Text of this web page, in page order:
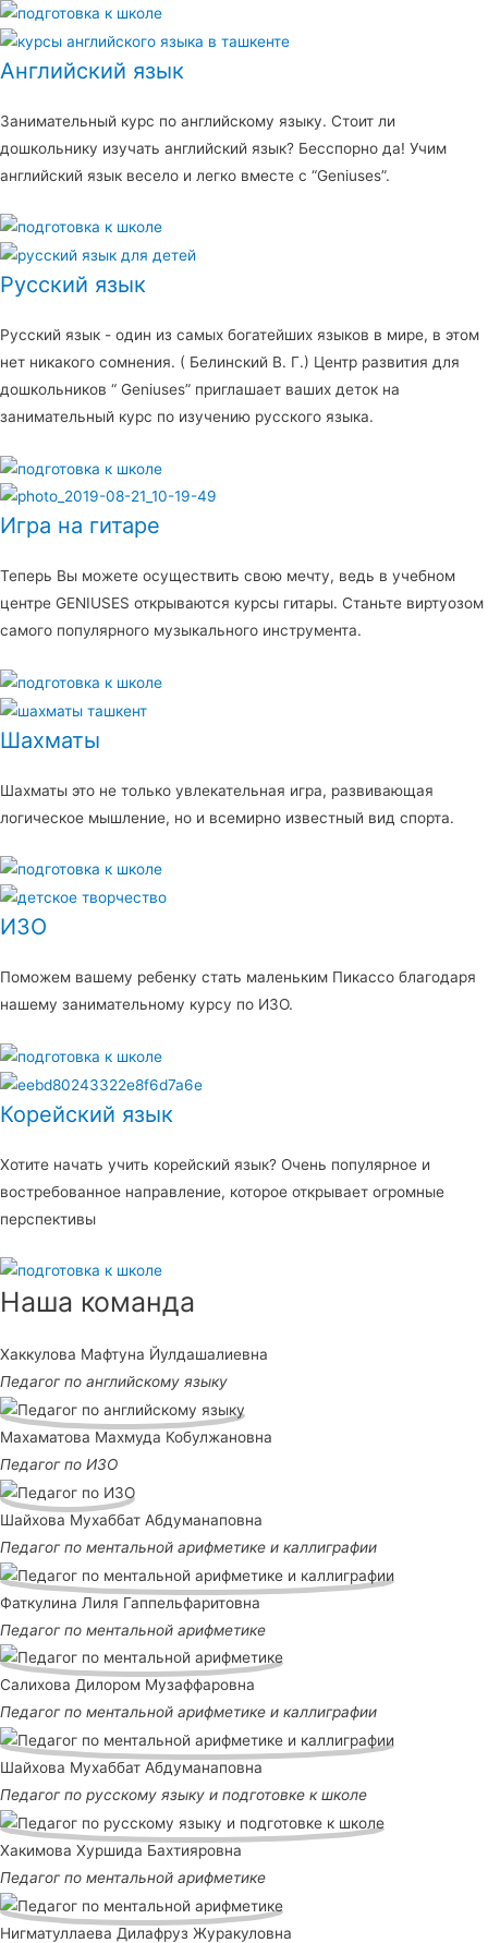
Английский язык
Занимательный курс по английскому языку. Стоит ли
дошкольнику изучать английский язык? Бесспорно да! Учим
английский язык весело и легко вместе с “Geniuses”.
Русский язык
Русский язык - один из самых богатейших языков в мире, в этом
нет никакого сомнения. ( Белинский В. Г.) Центр развития для
дошкольников “ Geniuses” приглашает ваших деток на
занимательный курс по изучению русского языка.
Игра на гитаре
Теперь Вы можете осуществить свою мечту, ведь в учебном
центре GENIUSES открываются курсы гитары. Станьте виртуозом
самого популярного музыкального инструмента.
Шахматы
Шахматы это не только увлекательная игра, развивающая
логическое мышление, но и всемирно известный вид спорта.
ИЗО
Поможем вашему ребенку стать маленьким Пикассо благодаря
нашему занимательному курсу по ИЗО.
Корейский язык
Хотите начать учить корейский язык? Очень популярное и
востребованное направление, которое открывает огромные
перспективы
Наша команда
Хаккулова Мафтуна Йулдашалиевна
Педагог по английскому языку
Махаматова Махмуда Кобулжановна
Педагог по ИЗО
Шайхова Мухаббат Абдуманаповна
Педагог по ментальной арифметике и каллиграфии
Фаткулина Лиля Гаппельфаритовна
Педагог по ментальной арифметике
Салихова Дилором Музаффаровна
Педагог по ментальной арифметике и каллиграфии
Шайхова Мухаббат Абдуманаповна
Педагог по русскому языку и подготовке к школе
Хакимова Хуршида Бахтияровна
Педагог по ментальной арифметике
Нигматуллаева Дилафруз Журакуловна